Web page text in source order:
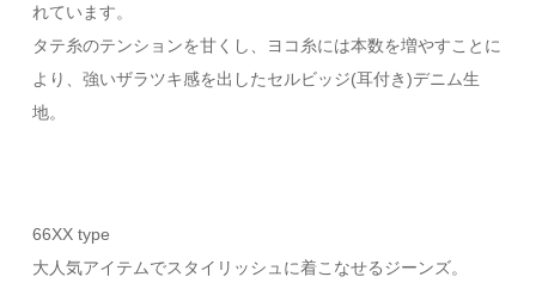
れています。
タテ糸のテンションを甘くし、ヨコ糸には本数を増やすことに
より、強いザラツキ感を出したセルビッジ(耳付き)デニム生
地。
66XX type
大人気アイテムでスタイリッシュに着こなせるジーンズ。